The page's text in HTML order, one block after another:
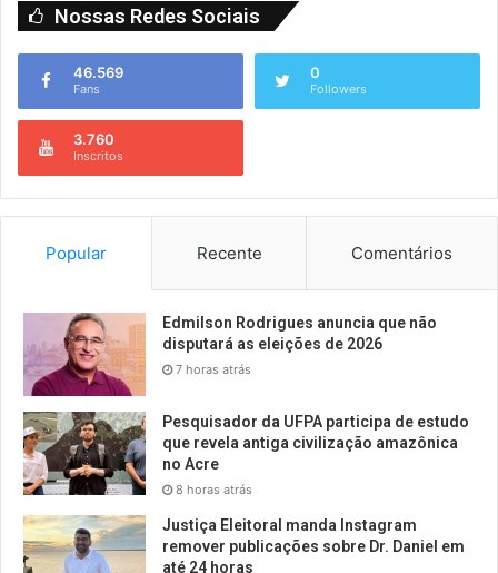
Nossas Redes Sociais
46.569
Fans
0
Followers
3.760
Inscritos
Popular Recente Comentários
Edmilson Rodrigues anuncia que não
disputará as eleições de 2026
7 horas atrás
Pesquisador da UFPA participa de estudo
que revela antiga civilização amazônica
no Acre
8 horas atrás
Justiça Eleitoral manda Instagram
remover publicações sobre Dr. Daniel em
até 24 horas